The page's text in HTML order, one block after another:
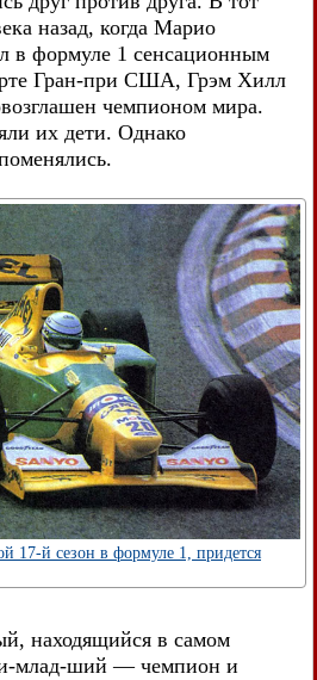
назад, когда Марио
в формуле 1 сенсационным
Гран-при США, Грэм Хилл
чемпионом мира.
их дети. Однако
17-й сезон в формуле 1, придется
находящийся в самом
млад-ший — чемпион и